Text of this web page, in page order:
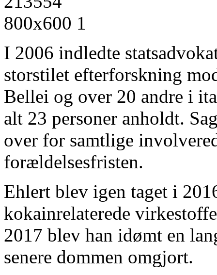
I 2006 indledte
storstilet efterforskning
Bellei og over 20 andre i
alt 23 personer anholdt.
over for samtlige
forældelsesfristen.
Ehlert blev igen taget i
kokainrelaterede
2017 blev han idømt en
senere dommen omgjort.